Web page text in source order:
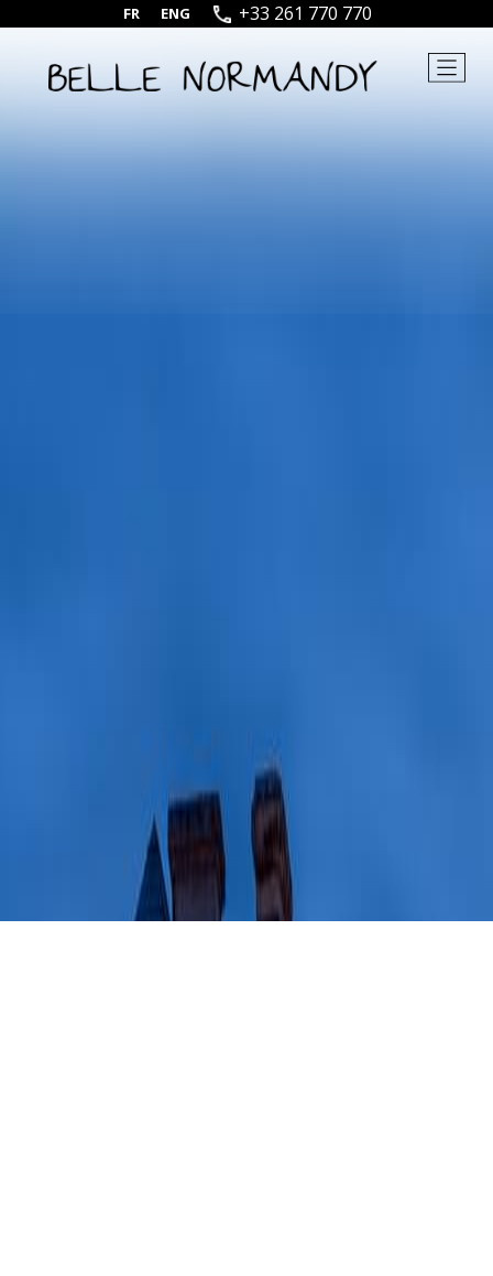
FR ENG +33 261 770 770